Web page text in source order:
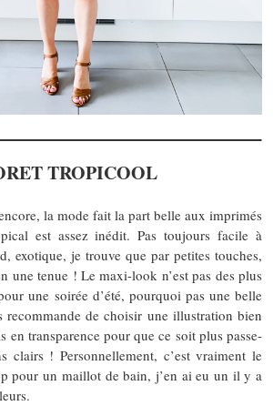
TROPICOOL
la mode fait la part belle aux imprimés
est assez inédit. Pas toujours facile à
exotique, je trouve que par petites touches,
une tenue ! Le maxi-look n’est pas des plus
une soirée d’été, pourquoi pas une belle
recommande de choisir une illustration bien
en transparence pour que ce soit plus passe-
clairs ! Personnellement, c’est vraiment le
pour un maillot de bain, j’en ai eu un il y a